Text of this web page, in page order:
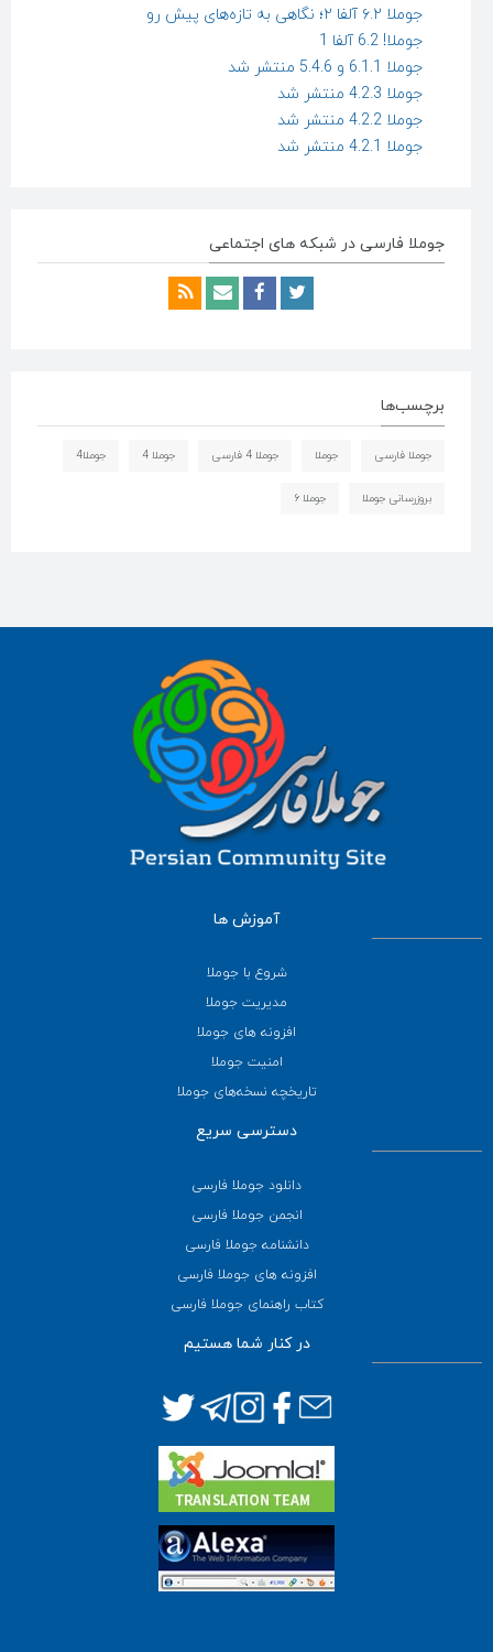
جوملا ۶.۲ آلفا ۲؛ نگاهی به تازه‌های پیش رو
جوملا! 6.2 آلفا 1
جوملا 6.1.1 و 5.4.6 منتشر شد
جوملا 4.2.3 منتشر شد
جوملا 4.2.2 منتشر شد
جوملا 4.2.1 منتشر شد
جوملا فارسی در شبکه های اجتماعی
برچسب‌ها
جوملا فارسی جوملا جوملا 4 فارسی جوملا 4 جوملا4
بروزرسانی جوملا جوملا ۶
آموزش ها
شروع با جوملا
مدیریت جوملا
افزونه های جوملا
امنیت جوملا
تاریخچه نسخه‌های جوملا
دسترسی سریع
دانلود جوملا فارسی
انجمن جوملا فارسی
دانشنامه جوملا فارسی
افزونه های جوملا فارسی
کتاب راهنمای جوملا فارسی
در کنار شما هستیم